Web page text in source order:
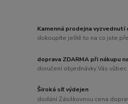
Kamenná prodejna vyzvednutí
dokoupíte ještě to na co jste
doprava ZDARMA při nákupu
doručení objednávky Vás
Široká síť výdejen
dodání Zásilkovnou cena